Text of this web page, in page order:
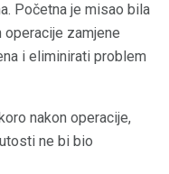
Početna je misao bila
operacije zamjene
i eliminirati problem
nakon operacije,
ne bi bio